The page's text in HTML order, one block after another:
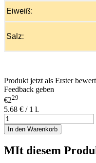
Eiweiß:
Salz:
Produkt jetzt als Erster
Feedback geben
€229
5.68 € / 1 l.
In den Warenkorb
MIt diesem